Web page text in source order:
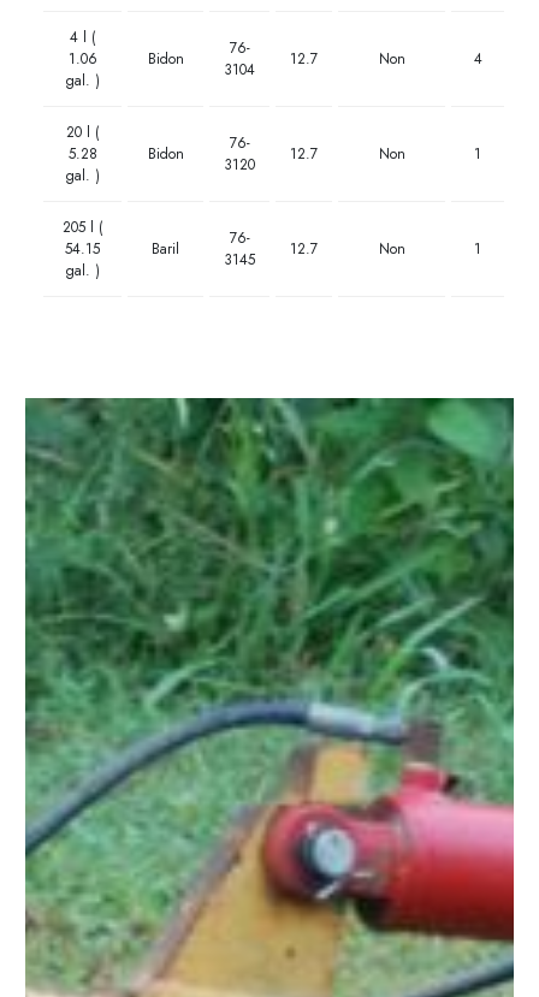
4 l (
1.06
gal. )
Bidon
76-
3104
12.7 Non 4
20 l (
5.28
gal. )
Bidon
76-
3120
12.7 Non 1
205 l (
54.15
gal. )
Baril
76-
3145
12.7 Non 1